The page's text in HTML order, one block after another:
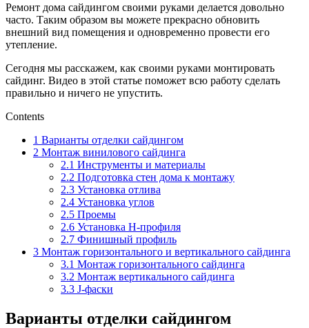
Ремонт дома сайдингом своими руками делается довольно
часто. Таким образом вы можете прекрасно обновить
внешний вид помещения и одновременно провести его
утепление.
Сегодня мы расскажем, как своими руками монтировать
сайдинг. Видео в этой статье поможет всю работу сделать
правильно и ничего не упустить.
Contents
1 Варианты отделки сайдингом
2 Монтаж винилового сайдинга
2.1 Инструменты и материалы
2.2 Подготовка стен дома к монтажу
2.3 Установка отлива
2.4 Установка углов
2.5 Проемы
2.6 Установка Н-профиля
2.7 Финишный профиль
3 Монтаж горизонтального и вертикального сайдинга
3.1 Монтаж горизонтального сайдинга
3.2 Монтаж вертикального сайдинга
3.3 J-фаски
Варианты отделки сайдингом